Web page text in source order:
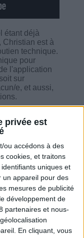
privée est
ou accédons à des
cookies, et traitons
uniques et
un appareil pour des
mesures de publicité
développement de
partenaires et nous-
En cliquant, vous
étant déjà
Christian est à
technique.
pour
l'application
sur
e, et aussi,
perdre ?
Plus de
10 kilos
Voir tout